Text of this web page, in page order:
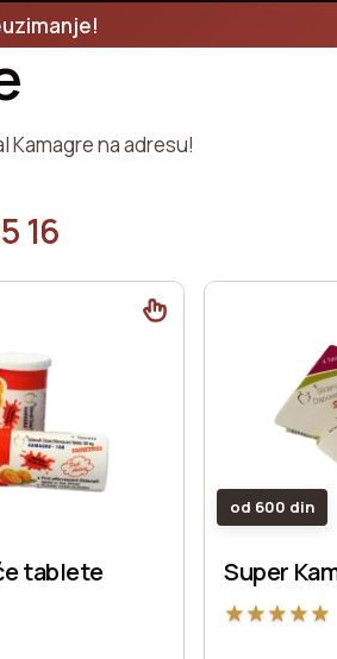
Kamagre na adresu!
16
tablete
od 600 din
Super
★★★★★